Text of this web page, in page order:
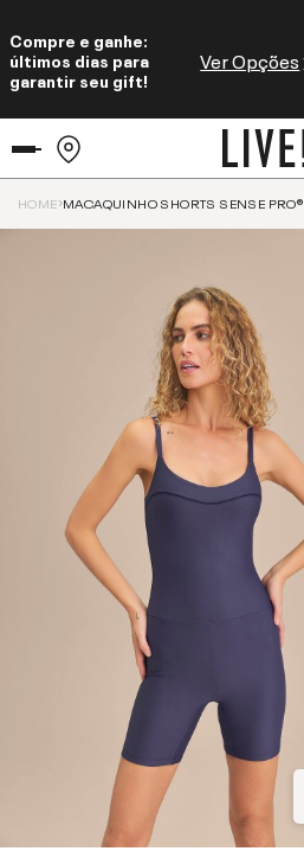
Compre e ganhe:
últimos dias para
garantir seu gift!
Ver Opções
HOME MACAQUINHO SHORTS SENSE PRO®